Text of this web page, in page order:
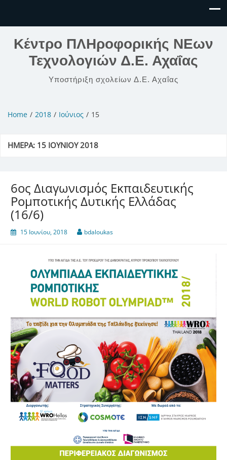
Κέντρο ΠΛΗροφορικής ΝΕων
Τεχνολογιών Δ.Ε. Αχαΐας
Υποστήριξη σχολείων Δ.Ε. Αχαΐας
Home 2018 Ιούνιος 15
ΗΜΈΡΑ: 15 ΙΟΥΝΊΟΥ 2018
6ος Διαγωνισμός Εκπαιδευτικής
Ρομποτικής Δυτικής Ελλάδας
(16/6)
15 Ιουνίου, 2018 bdaloukas